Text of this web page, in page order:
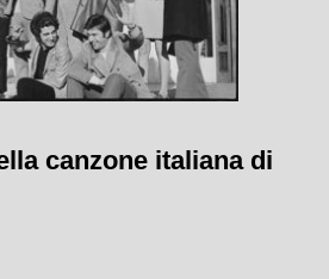
canzone italiana di